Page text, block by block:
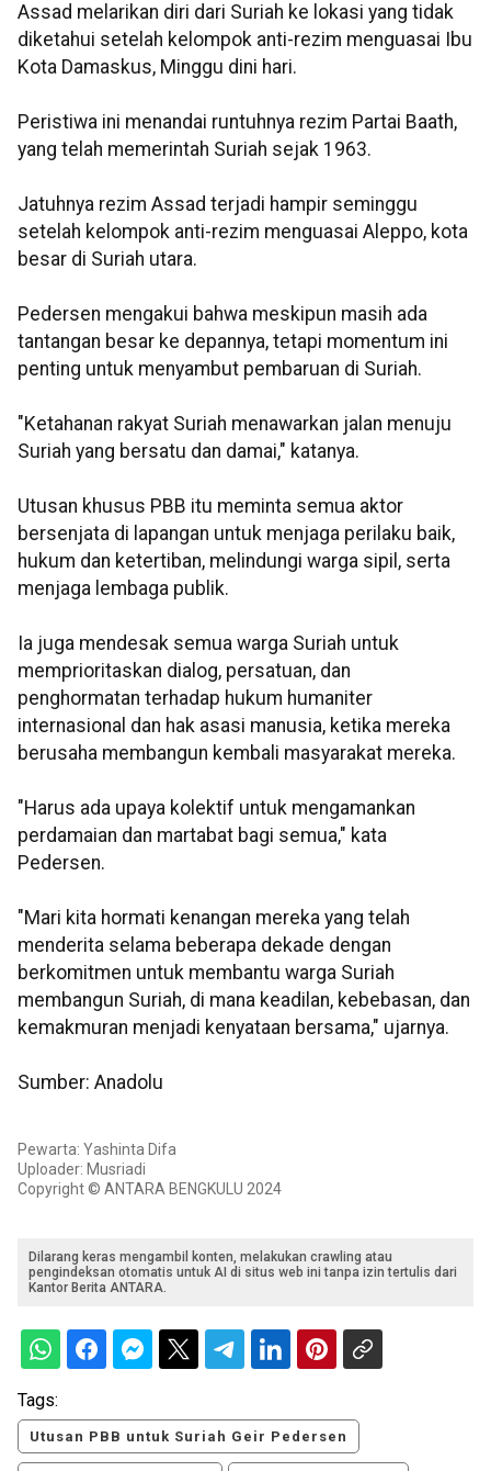
Assad melarikan diri dari Suriah ke lokasi yang tidak
diketahui setelah kelompok anti-rezim menguasai Ibu
Kota Damaskus, Minggu dini hari.
Peristiwa ini menandai runtuhnya rezim Partai Baath,
yang telah memerintah Suriah sejak 1963.
Jatuhnya rezim Assad terjadi hampir seminggu
setelah kelompok anti-rezim menguasai Aleppo, kota
besar di Suriah utara.
Pedersen mengakui bahwa meskipun masih ada
tantangan besar ke depannya, tetapi momentum ini
penting untuk menyambut pembaruan di Suriah.
"Ketahanan rakyat Suriah menawarkan jalan menuju
Suriah yang bersatu dan damai," katanya.
Utusan khusus PBB itu meminta semua aktor
bersenjata di lapangan untuk menjaga perilaku baik,
hukum dan ketertiban, melindungi warga sipil, serta
menjaga lembaga publik.
Ia juga mendesak semua warga Suriah untuk
memprioritaskan dialog, persatuan, dan
penghormatan terhadap hukum humaniter
internasional dan hak asasi manusia, ketika mereka
berusaha membangun kembali masyarakat mereka.
"Harus ada upaya kolektif untuk mengamankan
perdamaian dan martabat bagi semua," kata
Pedersen.
"Mari kita hormati kenangan mereka yang telah
menderita selama beberapa dekade dengan
berkomitmen untuk membantu warga Suriah
membangun Suriah, di mana keadilan, kebebasan, dan
kemakmuran menjadi kenyataan bersama," ujarnya.
Sumber: Anadolu
Pewarta: Yashinta Difa
Uploader: Musriadi
Copyright © ANTARA BENGKULU 2024
Dilarang keras mengambil konten, melakukan crawling atau
pengindeksan otomatis untuk AI di situs web ini tanpa izin tertulis dari
Kantor Berita ANTARA.
Tags:
Utusan PBB untuk Suriah Geir Pedersen